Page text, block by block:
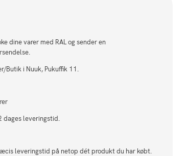
dine varer med RAL og sender en
Butik i Nuuk, Pukuffik 11.
dages leveringstid.
leveringstid på netop dét produkt du har købt.